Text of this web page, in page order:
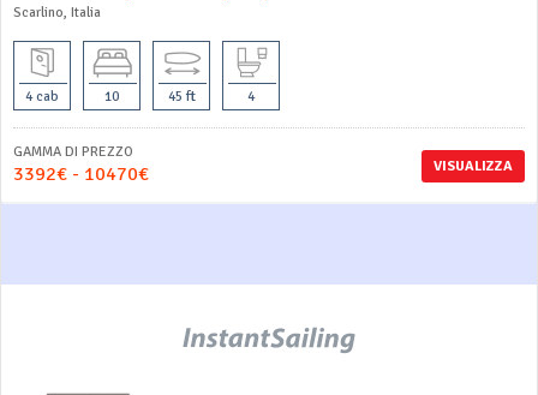
Scarlino, Italia
4 cab 10 45 ft 4
VISUALIZZA
GAMMA DI PREZZO
3392€ - 10470€